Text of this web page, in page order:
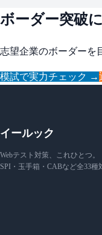
ボーダー突破
志望企業のボーダーを
模試で実力チェック →
イールック
Webテスト対策、これひとつ。
SPI・玉手箱・CABなど全33種